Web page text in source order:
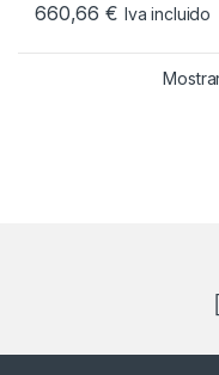
660,66€ Iva incluido